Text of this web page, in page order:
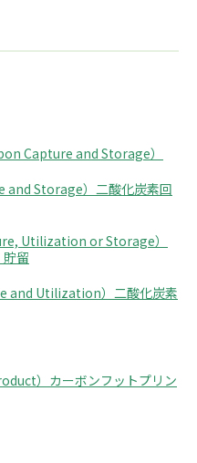
Capture and Storage）
and Storage）二酸化炭素回
Utilization or Storage）
留
and Utilization）二酸化炭素
）カーボンフットプリン